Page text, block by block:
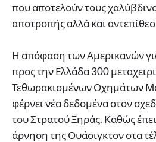
που αποτελούν τους
αποτροπής αλλά και
Η απόφαση των Αμερικανών
προς την Ελλάδα 300
Τεθωρακισμένων Οχημάτων
φέρνει νέα δεδομένα στον
του Στρατού Ξηράς. Καθώς
άρνηση της Ουάσιγκτον στα